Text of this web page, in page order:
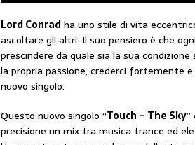
Lord Conradha uno stile di vita
ascoltare gli altri. Il suo pensiero è che
prescindere da quale sia la sua
la propria passione, crederci fortemente
nuovo singolo.
Questo nuovo singolo “Touch – The Sky”
precisione un mix tra musica trance ed